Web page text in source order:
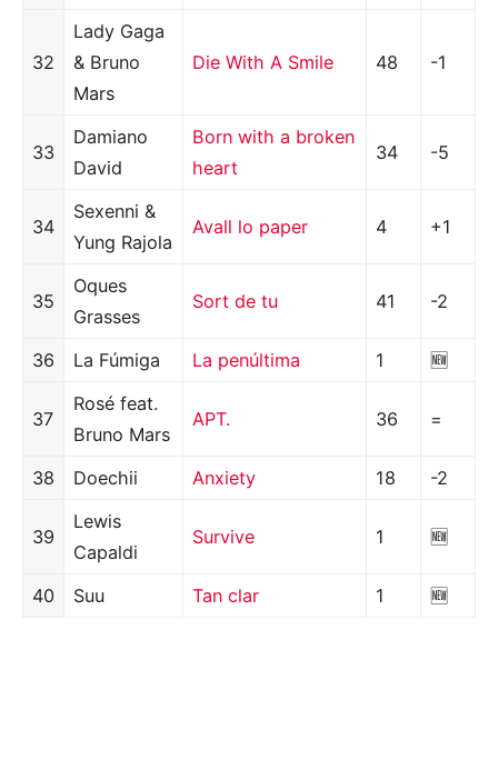
32
Lady Gaga
& Bruno
Mars
Die With A Smile 48 -1
33
Damiano
David
Born with a broken
heart
34 -5
34
Sexenni &
Yung Rajola
Avall lo paper 4 +1
35
Oques
Grasses
Sort de tu 41 -2
36 La Fúmiga La penúltima 1 🆕
37
Rosé feat.
Bruno Mars
APT. 36 =
38 Doechii Anxiety 18 -2
39
Lewis
Capaldi
Survive 1 🆕
40 Suu Tan clar 1 🆕